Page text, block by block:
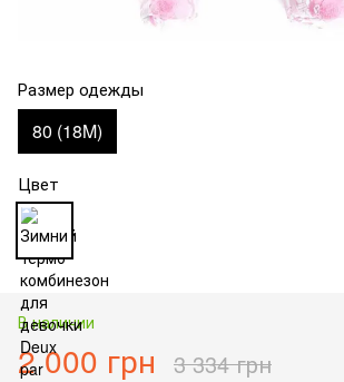
Размер одежды
80 (18M)
Цвет
В наличии
2 000 грн 3 334 грн